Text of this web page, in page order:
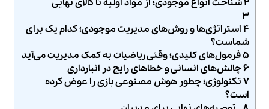
۲ شناخت انواع موجودی؛ از مواد اولیه تا کالای نهایی
۳
۴ استراتژی‌ها و روش‌های مدیریت موجودی؛ کدام یک برای
شماست؟
۵ فرمول‌های کلیدی؛ وقتی ریاضیات به کمک مدیریت می‌آید
۶ چالش‌های انسانی و خطاهای رایج در انبارداری
۷ تکنولوژی؛ چطور هوش مصنوعی بازی را عوض کرده
است؟